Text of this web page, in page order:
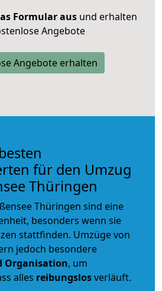
Formular ausund erhalten
Angebote
Angebote erhalten
für den Umzug
Thüringen
Thüringen sind eine
besonders wenn sie
stattfinden. Umzüge von
jedoch besondere
Organisation, um
alles reibungslosverläuft.